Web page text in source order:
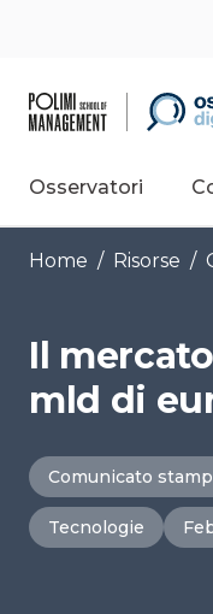
Osservatori
Home / Risorse /
Il
mld di
Comunicato
Tecnologie